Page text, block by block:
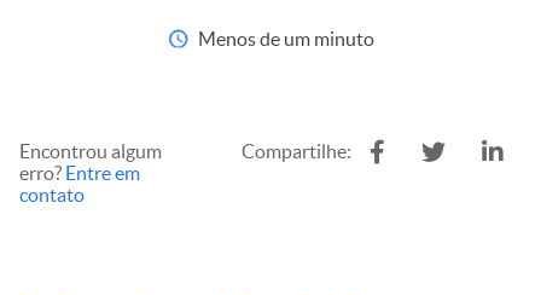
Menos de um minuto
Encontrou algum
erro? Entre em
contato
Compartilhe: